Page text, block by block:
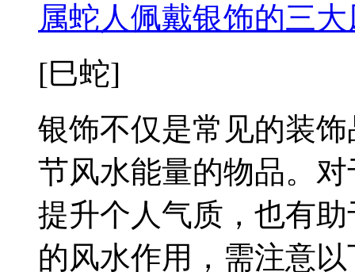
属蛇人佩戴银饰的三
[巳蛇]
银饰不仅是常见的装
节风水能量的物品。
提升个人气质，也有
的风水作用，需注意